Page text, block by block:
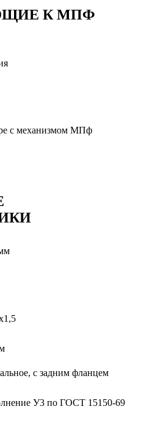
К МПФ
с механизмом МПф
с задним фланцем
У3 по ГОСТ 15150-69